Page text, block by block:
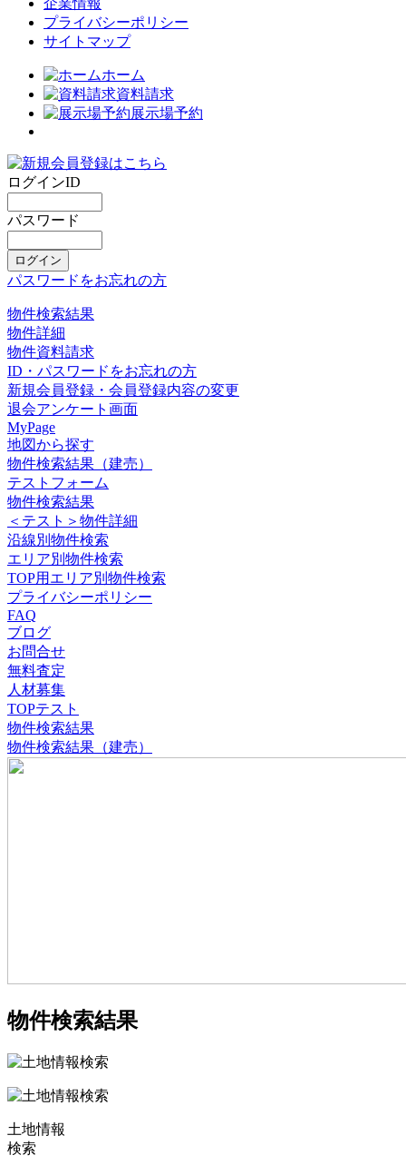
プライバシーポリシー
サイトマップ
ホーム
資料請求
展示場予約
ログインID
パスワード
パスワードをお忘れの方
物件検索結果
物件詳細
物件資料請求
ID・パスワードをお忘れの方
新規会員登録・会員登録内容の変更
退会アンケート画面
MyPage
地図から探す
物件検索結果（建売）
テストフォーム
物件検索結果
＜テスト＞物件詳細
沿線別物件検索
エリア別物件検索
TOP用エリア別物件検索
プライバシーポリシー
FAQ
ブログ
お問合せ
無料査定
人材募集
TOPテスト
物件検索結果
物件検索結果（建売）
物件検索結果
土地情報
検索